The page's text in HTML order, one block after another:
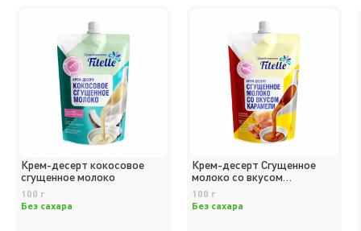
Крем-десерт кокосовое
сгущенное молоко
100 г
Без сахара
Крем-десерт Сгущенное
молоко со вкусом
КАРАМЕЛИ 100 г Дой-пак
100 г
Без сахара